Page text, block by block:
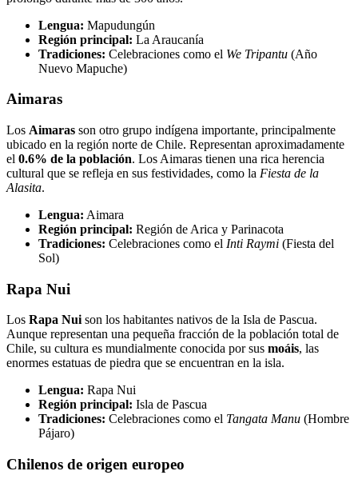
Lengua: Mapudungún
Región principal: La Araucanía
Tradiciones: Celebraciones como el We Tripantu (Año
Nuevo Mapuche)
Aimaras
Los Aimaras son otro grupo indígena importante, principalmente
ubicado en la región norte de Chile. Representan aproximadamente
el 0.6% de la población. Los Aimaras tienen una rica herencia
cultural que se refleja en sus festividades, como la Fiesta de la
Alasita.
Lengua: Aimara
Región principal: Región de Arica y Parinacota
Tradiciones: Celebraciones como el Inti Raymi (Fiesta del
Sol)
Rapa Nui
Los Rapa Nuison los habitantes nativos de la Isla de Pascua.
Aunque representan una pequeña fracción de la población total de
Chile, su cultura es mundialmente conocida por sus moáis, las
enormes estatuas de piedra que se encuentran en la isla.
Lengua: Rapa Nui
Región principal: Isla de Pascua
Tradiciones: Celebraciones como el Tangata Manu (Hombre
Pájaro)
Chilenos de origen europeo